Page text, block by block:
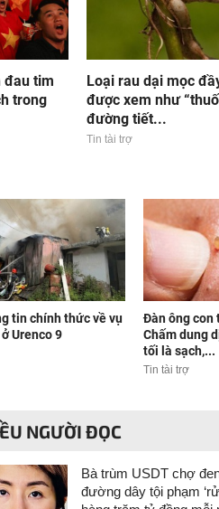
đau tim
trong
Loại rau dại mọc
được xem như
đường tiết...
Tin tài trợ
tin chính thức về vụ
Urenco 9
Đàn ông con
Chấm dung
tối là sạch,...
Tin tài trợ
NGƯỜI ĐỌC
Bà trùm USDT chợ
đường dây tội phạm